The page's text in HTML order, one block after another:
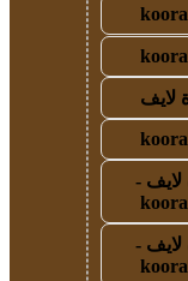
لايف
لايف -
لايف -